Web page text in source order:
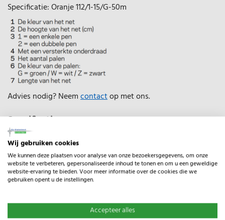
Specificatie: Oranje 112/1-15/G-50m
Advies nodig? Neemcontactop met ons.
Specificaties
Type:
Gewicht:
10.20kg
Lengte:
50m
Wij gebruiken cookies
We kunnen deze plaatsen voor analyse van onze bezoekersgegevens, om onze
website te verbeteren, gepersonaliseerde inhoud te tonen en om u een geweldige
website-ervaring te bieden. Voor meer informatie over de cookies die we
gebruiken opent u de instellingen.
Accepteer alles